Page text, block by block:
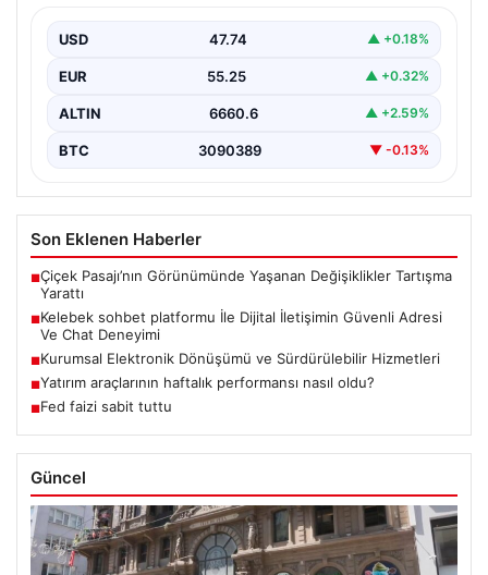
İnternet çağında bireylerin seviyeli bir biçimde iletişim
birçok…
USD 47.74 ▲ +0.18%
EUR 55.25 ▲ +0.32%
ALTIN 6660.6 ▲ +2.59%
BTC 3090389 ▼ -0.13%
Son Eklenen Haberler
■Çiçek Pasajı’nın Görünümünde Yaşanan Değişiklikler Tartışma
Yarattı
■Kelebek sohbet platformu İle Dijital İletişimin Güvenli Adresi
Ve Chat Deneyimi
■Kurumsal Elektronik Dönüşümü ve Sürdürülebilir Hizmetleri
■Yatırım araçlarının haftalık performansı nasıl oldu?
■Fed faizi sabit tuttu
Güncel